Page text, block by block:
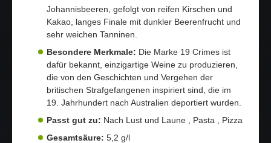
Johannisbeeren, gefolgt von reifen Kirschen und
Kakao, langes Finale mit dunkler Beerenfrucht und
sehr weichen Tanninen.
Besondere Merkmale: Die Marke 19 Crimes ist
dafür bekannt, einzigartige Weine zu produzieren,
die von den Geschichten und Vergehen der
britischen Strafgefangenen inspiriert sind, die im
19. Jahrhundert nach Australien deportiert wurden.
Passt gut zu: Nach Lust und Laune , Pasta , Pizza
Gesamtsäure: 5,2 g/l